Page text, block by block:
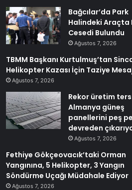
Bağcılar’da Park
Halindeki Araçta
Cesedi Bulundu
Ağustos 7, 2026
TBMM Başkanı Kurtulmuş’tan
Helikopter Kazası İçin Taziye
Ağustos 7, 2026
Rekor üretim
Almanya güneş
panellerini peş
devreden
Ağustos 7, 2026
Fethiye Gökçeovacık’taki Orman
Yangınına, 5 Helikopter, 3 Yangın
Söndürme Uçağı Müdahale Ediyor
Ağustos 7, 2026